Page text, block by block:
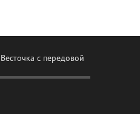
Весточка с передовой